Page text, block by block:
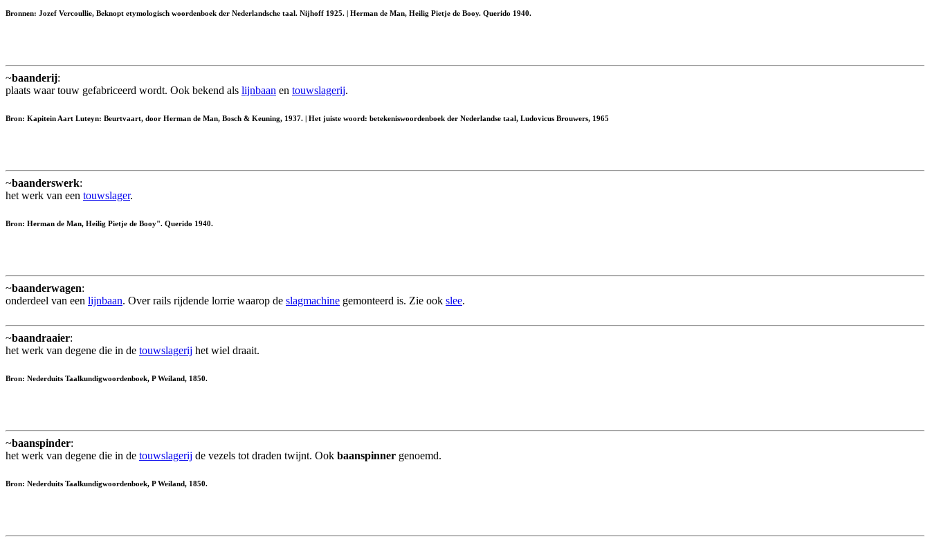
Bronnen: Jozef Vercoullie, Beknopt etymologisch woordenboek der Nederlandsche taal. Nijhoff 1925. | Herman de Man, Heilig Pietje de Booy. Querido 1940.
~baanderij:
plaats waar touw gefabriceerd wordt. Ook bekend als lijnbaan en touwslagerij.
Bron: Kapitein Aart Luteyn: Beurtvaart, door Herman de Man, Bosch & Keuning, 1937. | Het juiste woord: betekeniswoordenboek der Nederlandse taal, Ludovicus Brouwers, 1965
~baanderswerk:
het werk van een touwslager.
Bron: Herman de Man, Heilig Pietje de Booy". Querido 1940.
~baanderwagen:
onderdeel van een lijnbaan. Over rails rijdende lorrie waarop de slagmachine gemonteerd is. Zie ook slee.
~baandraaier:
het werk van degene die in de touwslagerij het wiel draait.
Bron: Nederduits Taalkundigwoordenboek, P Weiland, 1850.
~baanspinder:
het werk van degene die in de touwslagerij de vezels tot draden twijnt. Ook baanspinner genoemd.
Bron: Nederduits Taalkundigwoordenboek, P Weiland, 1850.